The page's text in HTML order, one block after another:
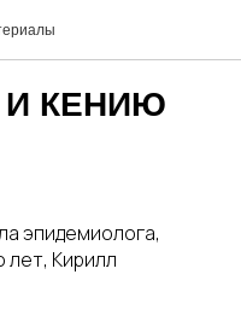
И КЕНИЮ
эпидемиолога,
лет, Кирилл